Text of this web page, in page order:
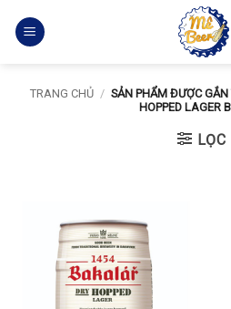
qua
TRANG CHỦ / SẢN PHẨM ĐƯỢC
HOPPED LAGER
LỌC